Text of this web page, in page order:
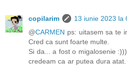
copilarim
13 iunie 2023 la
@CARMEN ps: uitasem sa te
Cred ca sunt foarte multe.
Si da... a fost o migalosenie
credeam ca ar putea dura